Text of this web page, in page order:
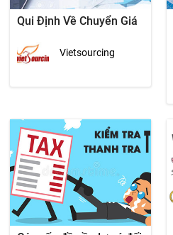
Qui Định Về Chuyển Giá
Vietsourcing